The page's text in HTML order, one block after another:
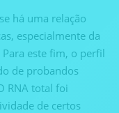
há uma relação
especialmente da
este fim, o perfil
de probandos
RNA total foi
de certos